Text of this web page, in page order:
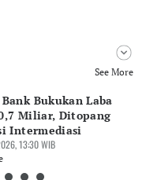
See More
Bukukan Laba
Miliar, Ditopang
Intermediasi
13:30 WIB